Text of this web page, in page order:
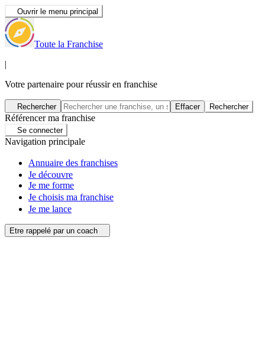
Ouvrir le menu principal
Toute la Franchise
|
Votre partenaire pour réussir en franchise
Rechercher Effacer Rechercher
Référencer ma franchise
Se connecter
Navigation principale
Annuaire des franchises
Je découvre
Je me forme
Je choisis ma franchise
Je me lance
Etre rappelé par un coach